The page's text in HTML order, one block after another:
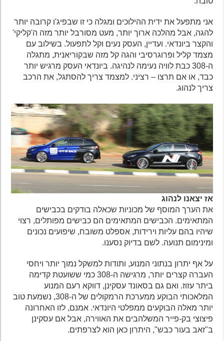
אני מתפעל את ידית ההילוכים ומגלה כי זו שבפיג'ו קרובה יותר
להגה, אבל מהלכה ארוך יותר, מעט מסורבל יותר מזה ה'קליקי'
והקצר ביונדאי. ועדיין, העסק נעים וקל לתפעול. בשילוב עם
מצמד קליל ופרוגרסיבי והגה קל מזה שבקוריאנית, מתגלה
ה-308 כבת לוויה נעימה לנהיגה. ביונדאי העסק מרגיש יותר
כבד, או אם תרצו – רציני. למצמד צריך להסתגל, את הרכב
צריך לנהוג.
אז יצאנו לנהוג
את הערך המוסף של מכוניות שכאלה בודקים בכבישים
המתאימים. הכבישים המתאימים הם כבישים מפותלים, רצוי
שיהיו בהם עליות וירידות, אספלט משובח, שיפועים נכונים
ומינימום תנועה. לשם בדיוק נסענו.
על אף יתרון בנתוני המנוע, ותודות למשקל נמוך יותר ויחסי
העברה קצרים יותר, מרגישה ה-308 כמי ששועטת קדימה
ביתר עזוז. ואם גם בסאונד עסקינן, דווקא רעם המנוע
המלאכותי הבוקע ממערכת הרמקולים של ה-308, נשמעת טוב
יותר מאלה הבוקעים ממפלטי היונדאי. אמנם, לזו האחרונה
פיצוצי בק-פייר המשלהבים את האווירה, אבל אם עסקינן
ב"זאב בעור כבש", היתרון כאן הוא לצרפתים.